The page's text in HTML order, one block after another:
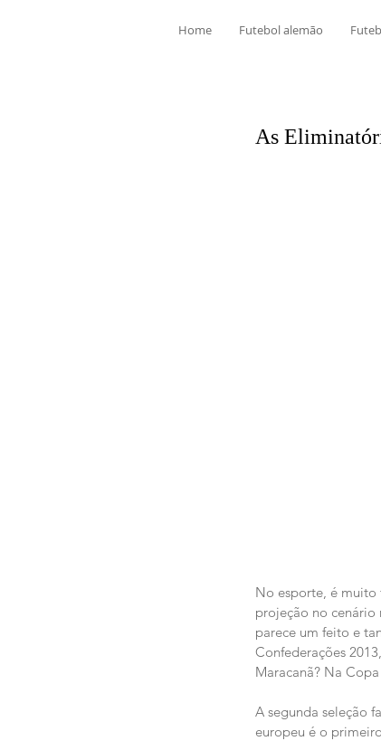
Home Futebol alemão
As
No esporte, é muito
projeção no cenário
parece um feito e
Confederações
Maracanã? Na
A segunda seleção
europeu é o